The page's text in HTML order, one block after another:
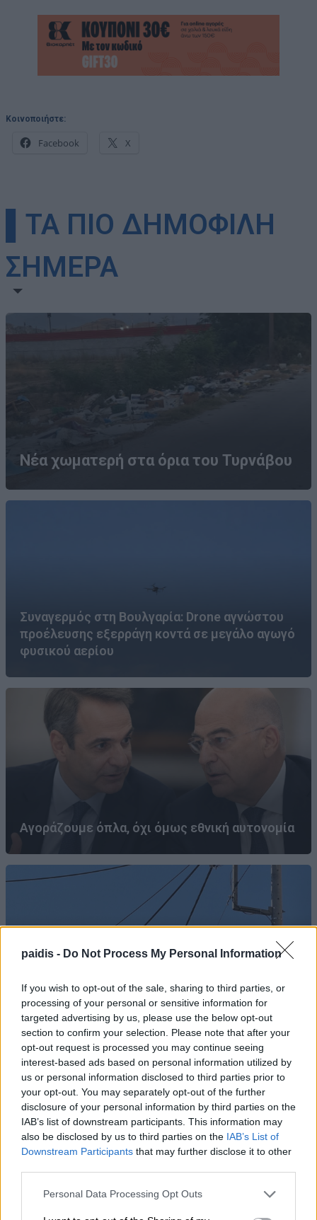
paidis - Do Not Process My Personal Information
If you wish to opt-out of the sale, sharing to third parties, or
processing of your personal or sensitive information for
targeted advertising by us, please use the below opt-out
section to confirm your selection. Please note that after your
opt-out request is processed you may continue seeing
interest-based ads based on personal information utilized by
us or personal information disclosed to third parties prior to
your opt-out. You may separately opt-out of the further
disclosure of your personal information by third parties on the
IAB’s list of downstream participants. This information may
also be disclosed by us to third parties on the IAB’s List of
Downstream Participants that may further disclose it to other
Personal Data Processing Opt Outs
Κοινοποιήστε:
Facebook X
▌ΤΑ ΠΙΟ ΔΗΜΟΦΙΛΗ
ΣΗΜΕΡΑ
Νέα χωματερή στα όρια του Τυρνάβου
Συναγερμός στη Βουλγαρία: Drone αγνώστου
προέλευσης εξερράγη κοντά σε μεγάλο αγωγό
φυσικού αερίου
Αγοράζουμε όπλα, όχι όμως εθνική αυτονομία
Νυχθημερόν ανοιχτά τα φώτα του δημοτικού
Βρυότοπο και Δένδρα λόγω βλάβης του
ΔΕΔΔΗΕ